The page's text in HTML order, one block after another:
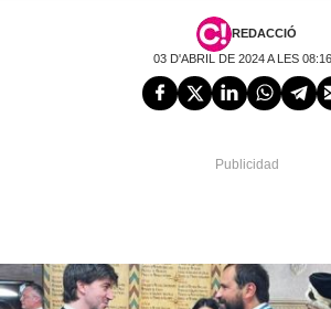
REDACCIÓ
03 D'ABRIL DE 2024 A LES